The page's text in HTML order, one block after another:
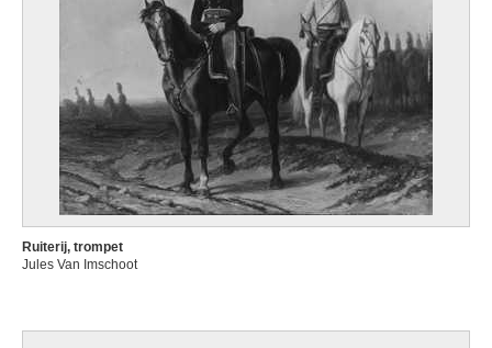
Ruiterij, trompet
Jules Van Imschoot